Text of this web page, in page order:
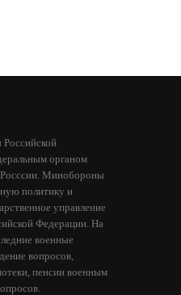
органом
Росссии. Минобороны
политику и
управление
Федерации. На
военные
вопросов,
пенсии военным